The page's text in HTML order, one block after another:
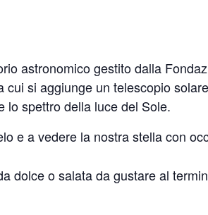
astronomico gestito dalla
si aggiunge un telescopio
lo spettro della luce del Sole.
e a vedere la nostra stella con
dolce o salata da gustare al